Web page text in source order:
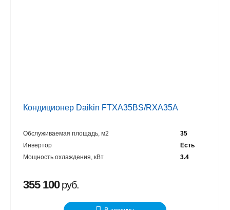
Кондиционер Daikin FTXA35BS/RXA35A
Обслуживаемая площадь, м2
35
Инвертор
Есть
Мощность охлаждения, кВт
3.4
355 100руб.